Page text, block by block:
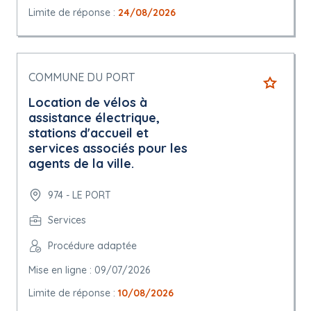
Limite de réponse : 24/08/2026
COMMUNE DU PORT
Location de vélos à
assistance électrique,
stations d'accueil et
services associés pour les
agents de la ville.
974 - LE PORT
Services
Procédure adaptée
Mise en ligne : 09/07/2026
Limite de réponse : 10/08/2026